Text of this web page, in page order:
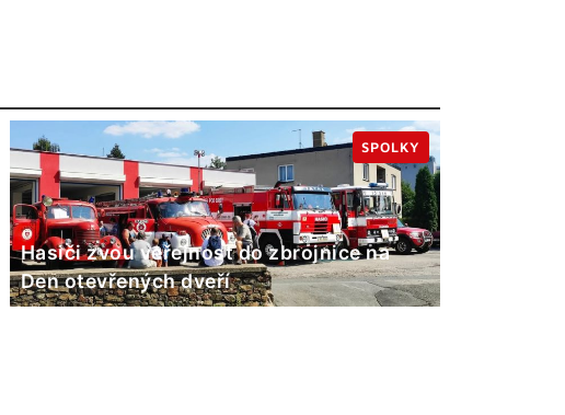
Hasiči zvou veřejnost do zbrojnice na
Den otevřených dveří
SPOLKY